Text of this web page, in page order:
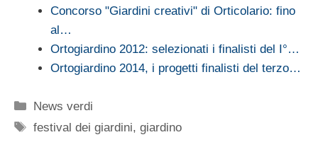
Concorso "Giardini creativi" di Orticolario: fino
al…
Ortogiardino 2012: selezionati i finalisti del I°…
Ortogiardino 2014, i progetti finalisti del terzo…
Categorie
News verdi
Tag
festival dei giardini,giardino